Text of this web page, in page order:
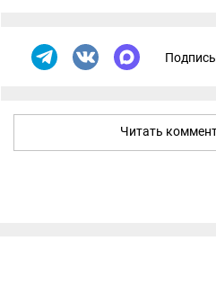
Читать